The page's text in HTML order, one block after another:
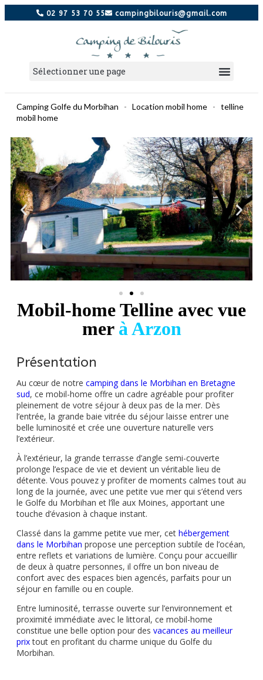
02 97 53 70 55 campingbilouris@gmail.com
Camping Golfe du Morbihan - Location mobil home - telline
mobil home
Mobil-home Telline avec vue
mer à Arzon
Présentation
Au cœur de notre camping dans le Morbihan en Bretagne
sud, ce mobil-home offre un cadre agréable pour profiter
pleinement de votre séjour à deux pas de la mer. Dès
l’entrée, la grande baie vitrée du séjour laisse entrer une
belle luminosité et crée une ouverture naturelle vers
l’extérieur.
À l’extérieur, la grande terrasse d’angle semi-couverte
prolonge l’espace de vie et devient un véritable lieu de
détente. Vous pouvez y profiter de moments calmes tout au
long de la journée, avec une petite vue mer qui s’étend vers
le Golfe du Morbihan et l’île aux Moines, apportant une
touche d’évasion à chaque instant.
Classé dans la gamme petite vue mer, cet hébergement
dans le Morbihan propose une perception subtile de l’océan,
entre reflets et variations de lumière. Conçu pour accueillir
de deux à quatre personnes, il offre un bon niveau de
confort avec des espaces bien agencés, parfaits pour un
séjour en famille ou en couple.
Entre luminosité, terrasse ouverte sur l’environnement et
proximité immédiate avec le littoral, ce mobil-home
constitue une belle option pour des vacances au meilleur
prixtout en profitant du charme unique du Golfe du
Morbihan.